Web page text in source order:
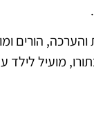
והערכה, הורים
מועיל לילד